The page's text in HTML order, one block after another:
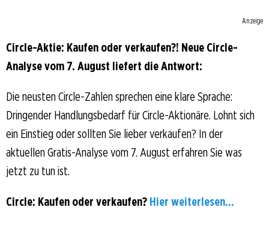
Anzeige
Circle-Aktie: Kaufen oder verkaufen?! Neue Circle-
Analyse vom 7. August liefert die Antwort:
Die neusten Circle-Zahlen sprechen eine klare Sprache:
Dringender Handlungsbedarf für Circle-Aktionäre. Lohnt sich
ein Einstieg oder sollten Sie lieber verkaufen? In der
aktuellen Gratis-Analyse vom 7. August erfahren Sie was
jetzt zu tun ist.
Circle: Kaufen oder verkaufen? Hier weiterlesen...